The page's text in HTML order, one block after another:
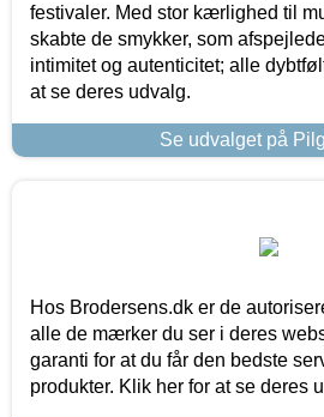
festivaler. Med stor kærlighed til
skabte de smykker, som
intimitet og autenticitet; alle
at se deres udvalg.
Se udvalget på
Hos Brodersens.dk er de
alle de mærker du ser i deres
garanti for at du får den bedste
produkter. Klik her for at se deres